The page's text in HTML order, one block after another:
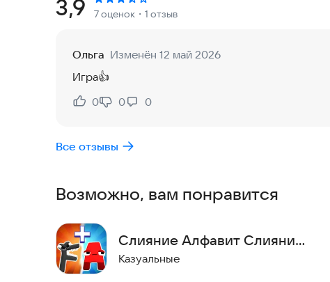
Рейтинг:
3,9 7 оценок ・1 отзыв
Ольга Изменён 12 май 2026
Игра👍
Нравится:
0
Не нравится:
0 0
Все отзывы
Возможно, вам понравится
Слияние Алфавит Слияние
Радуга
Казуальные